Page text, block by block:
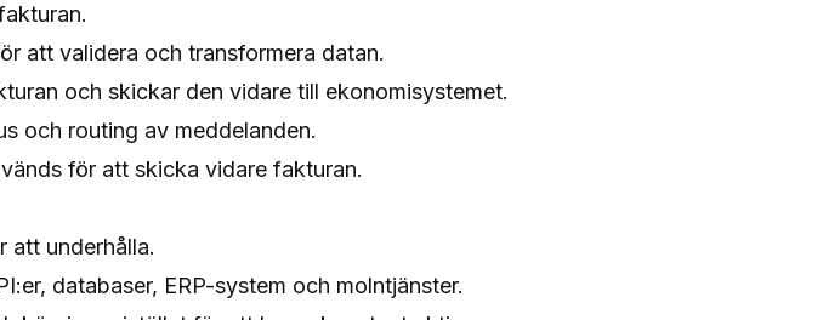
att validera och transformera datan.
och skickar den vidare till ekonomisystemet.
och routing av meddelanden.
för att skicka vidare fakturan.
att underhålla.
databaser, ERP-system och molntjänster.